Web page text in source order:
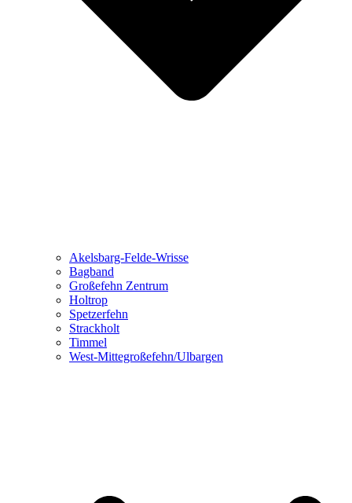
Akelsbarg-Felde-Wrisse
Bagband
Großefehn Zentrum
Holtrop
Spetzerfehn
Strackholt
Timmel
West-Mittegroßefehn/Ulbargen